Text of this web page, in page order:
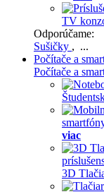
TV
Odporúčame:
Sušičky , ...
Počítače a
Počítače a
viac
3D